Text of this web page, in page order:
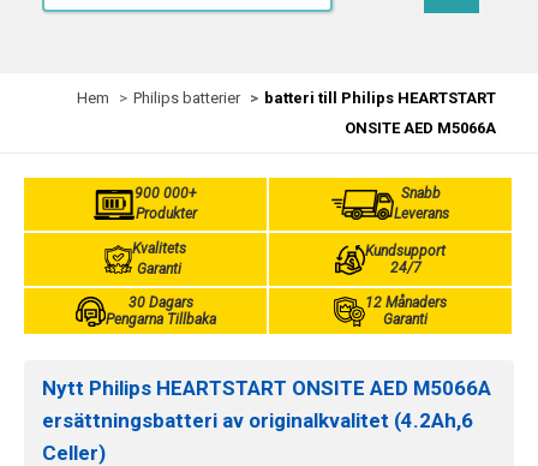
Hem Philips batterier
batteri till Philips HEARTSTART
ONSITE AED M5066A
900 000+
Produkter
Snabb
Leverans
Kvalitets
Garanti
Kundsupport
24/7
30 Dagars
Pengarna Tillbaka
12 Månaders
Garanti
Nytt Philips HEARTSTART ONSITE AED M5066A
ersättningsbatteri av originalkvalitet (4.2Ah,6
Celler)